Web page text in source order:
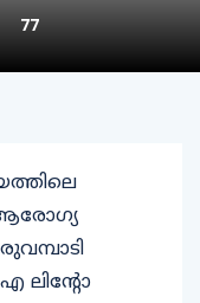
77
ലിന്റോ